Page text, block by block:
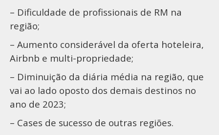
– Dificuldade de profissionais de RM na
região;
– Aumento considerável da oferta hoteleira,
Airbnb e multi-propriedade;
– Diminuição da diária média na região, que
vai ao lado oposto dos demais destinos no
ano de 2023;
– Cases de sucesso de outras regiões.